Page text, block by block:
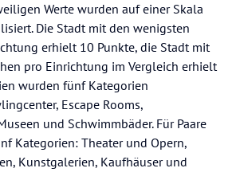
Werte wurden auf einer Skala
Die Stadt mit den wenigsten
erhielt 10 Punkte, die Stadt mit
pro Einrichtung im Vergleich erhielt
wurden fünf Kategorien
Escape Rooms,
und Schwimmbäder. Für Paare
Kategorien: Theater und Opern,
Kunstgalerien, Kaufhäuser und